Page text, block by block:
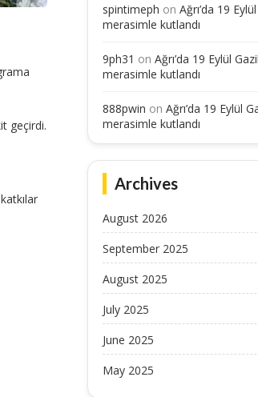
geçirdi.
spintimeph on Ağrı’da 19
merasimle kutlandı
9ph31 on Ağrı’da 19 Eylül
merasimle kutlandı
888pwin on Ağrı’da 19 Eylül
merasimle kutlandı
Archives
August 2026
September 2025
August 2025
July 2025
June 2025
May 2025